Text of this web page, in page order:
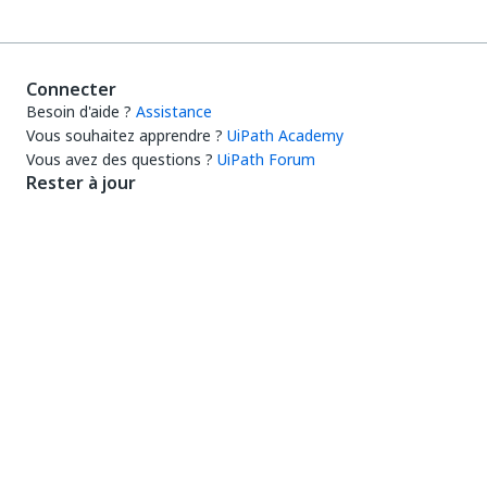
Connecter
Besoin d'aide ? Assistance
Vous souhaitez apprendre ? UiPath Academy
Vous avez des questions ? UiPath Forum
Rester à jour